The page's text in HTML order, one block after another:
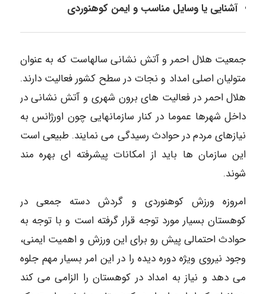
آشنایی یا وسایل مناسب و ایمن کوهنوردی
جمعیت هلال احمر و آتش نشانی سالهاست که به عنوان
متولیان اصلی امداد و نجات در سطح کشور فعالیت دارند.
هلال احمر در فعالیت های برون شهری و آتش نشانی در
داخل شهرها عموما در کنار سازمانهایی چون اورژانس به
نیازهای مردم در حوادث رسیدگی می نمایند. طبیعی است
این سازمان ها باید از امکانات پیشرفته ای بهره مند
شوند.
امروزه ورزش کوهنوردی و گردش دسته جمعی در
کوهستان بسیار مورد توجه قرار گرفته است و با توجه به
حوادث احتمالی پیش رو برای این ورزش و اهمیت ایمنی،
وجود نیروی ویژه دوره دیده را در این امر بسیار مهم جلوه
می دهد و نیاز به امداد در کوهستان را الزامی می کند